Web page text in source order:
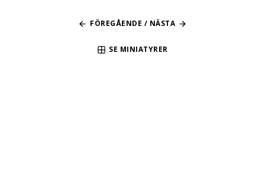
FÖREGÅENDE / NÄSTA
SE MINIATYRER